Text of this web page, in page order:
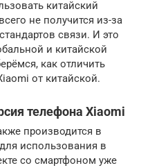
китайский
не получится из-за
связи. И это
и китайской
как отличить
от китайской.
телефона Xiaomi
производится в
использования в
со смартфоном уже